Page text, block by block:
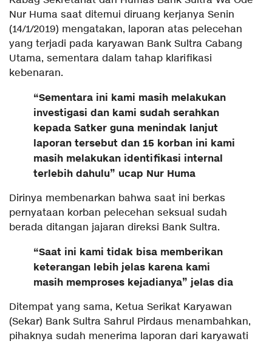
Nur Huma saat ditemui diruang kerjanya Senin
(14/1/2019) mengatakan, laporan atas pelecehan
yang terjadi pada karyawan Bank Sultra Cabang
Utama, sementara dalam tahap klarifikasi
kebenaran.
“Sementara ini kami masih melakukan
investigasi dan kami sudah serahkan
kepada Satker guna menindak lanjut
laporan tersebut dan 15 korban ini kami
masih melakukan identifikasi internal
terlebih dahulu” ucap Nur Huma
Dirinya membenarkan bahwa saat ini berkas
pernyataan korban pelecehan seksual sudah
berada ditangan jajaran direksi Bank Sultra.
“Saat ini kami tidak bisa memberikan
keterangan lebih jelas karena kami
masih memproses kejadianya” jelas dia
Ditempat yang sama, Ketua Serikat Karyawan
(Sekar) Bank Sultra Sahrul Pirdaus menambahkan,
pihaknya sudah menerima laporan dari karyawati